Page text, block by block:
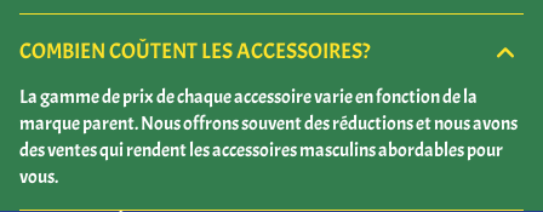
COMBIEN COÛTENT LES ACCESSOIRES?
La gamme de prix de chaque accessoire varie en fonction de la
marque parent. Nous offrons souvent des réductions et nous avons
des ventes qui rendent les accessoires masculins abordables pour
vous.